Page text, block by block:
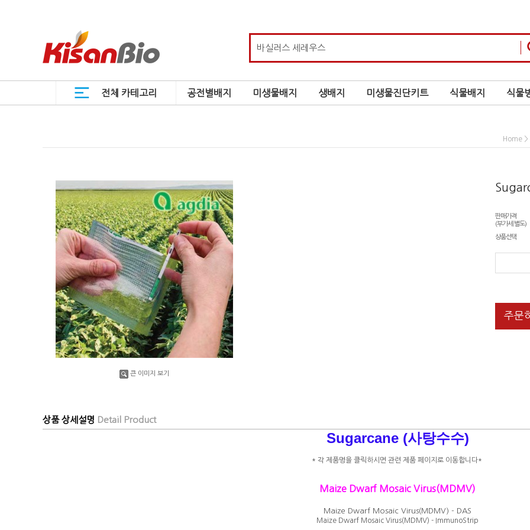
전체 카테고리 공전별배지 미생물배지 생배지 미생물진단키트 식물배지 식물
Home >
큰 이미지 보기
판매가격
(부가세 별도)
상품선택
주문
상품 상세설명 Detail Product
Sugarcane (사탕수수)
* 각 제품명을 클릭하시면 관련 제품 페이지로 이동합니다*
Maize Dwarf Mosaic Virus(MDMV)
Maize Dwarf Mosaic Virus(MDMV) - DAS
Maize Dwarf Mosaic Virus(MDMV) - ImmunoStrip